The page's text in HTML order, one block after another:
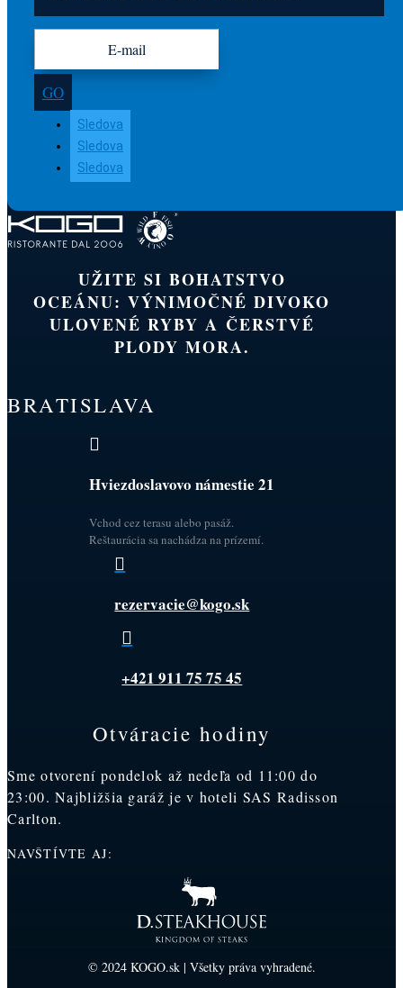
GO
Sledova
Sledova
Sledova
UŽITE SI BOHATSTVO
OCEÁNU: VÝNIMOČNÉ DIVOKO
ULOVENÉ RYBY A ČERSTVÉ
PLODY MORA.
BRATISLAVA

Hviezdoslavovo námestie 21
Vchod cez terasu alebo pasáž.
Reštaurácia sa nachádza na prízemí.

rezervacie@kogo.sk

+421 911 75 75 45
Otváracie hodiny
Sme otvorení pondelok až nedeľa od 11:00 do
23:00. Najbližšia garáž je v hoteli SAS Radisson
Carlton.
NAVŠTÍVTE AJ:
© 2024 KOGO.sk | Všetky práva vyhradené.